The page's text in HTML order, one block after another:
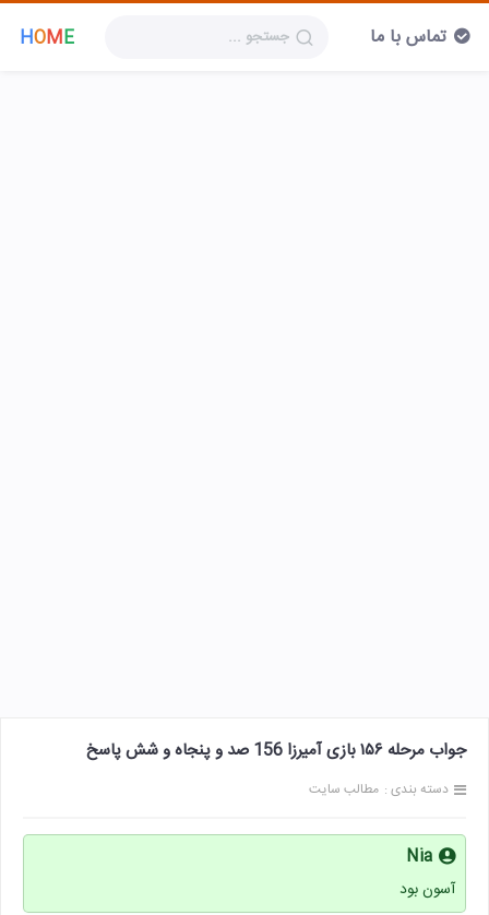
HOME تماس با ما
جواب مرحله ۱۵۶ بازی آمیرزا 156 صد و پنجاه و شش پاسخ
دسته بندی : مطالب سایت
Nia
آسون بود